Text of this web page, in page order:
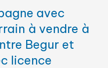
avec
à vendre à
Begur et
licence